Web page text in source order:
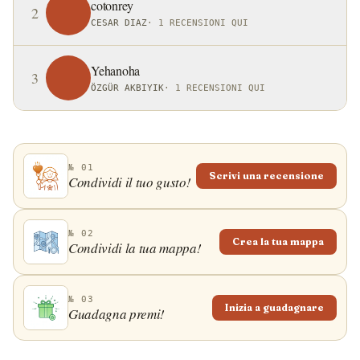
2 cotonrey
CESAR DIAZ· 1 RECENSIONI QUI
3 Yehanoha
ÖZGÜR AKBIYIK · 1 RECENSIONI QUI
№ 01
Condividi il tuo gusto! Scrivi una recensione
№ 02
Condividi la tua mappa! Crea la tua mappa
№ 03
Guadagna premi! Inizia a guadagnare